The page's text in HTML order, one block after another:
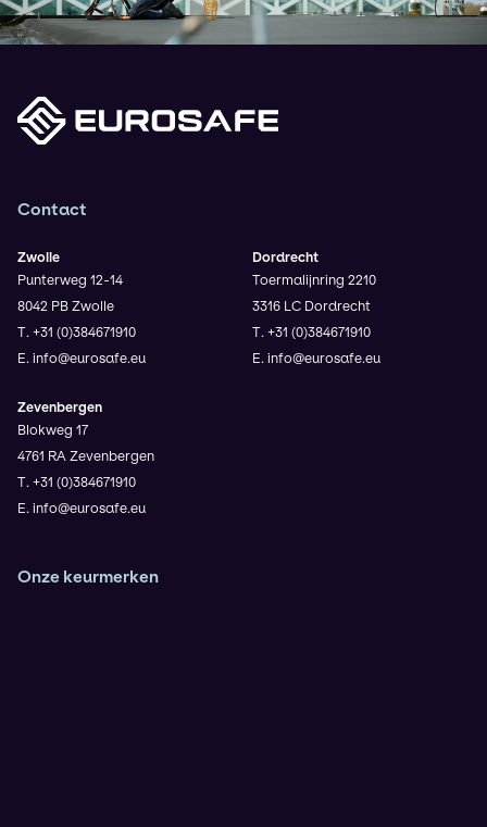
Contact
Zwolle
Punterweg 12-14
8042 PB Zwolle
T. +31 (0)384671910
E. info@eurosafe.eu
Zevenbergen
Blokweg 17
4761 RA Zevenbergen
T. +31 (0)384671910
E. info@eurosafe.eu
Dordrecht
Toermalijnring 2210
3316 LC Dordrecht
T. +31 (0)384671910
E. info@eurosafe.eu
Onze keurmerken